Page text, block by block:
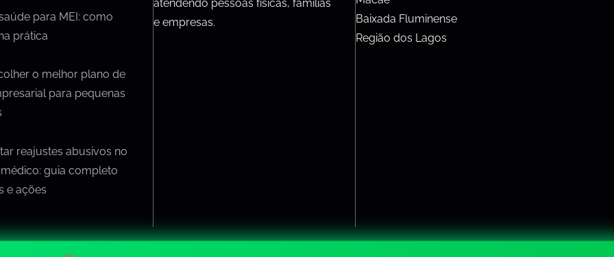
para MEI: como
prática
o melhor plano de
para pequenas
reajustes abusivos no
guia completo
e ações
atendendo pessoas físicas, famílias
e empresas.
Baixada Fluminense
Região dos Lagos